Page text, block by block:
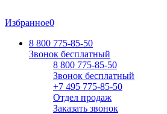
Избранное0
8 800 775-85-50
Звонок бесплатный
8 800 775-85-50
Звонок бесплатный
+7 495 775-85-50
Отдел продаж
Заказать звонок